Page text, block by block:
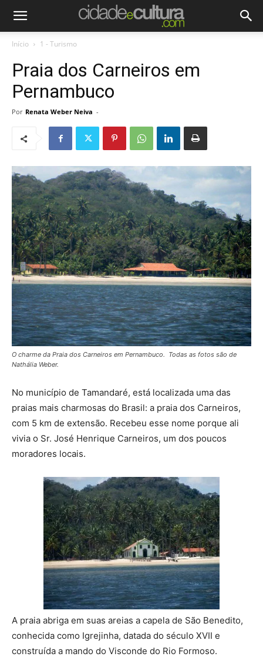
Início 1 - Turismo
Praia dos Carneiros em
Pernambuco
Por Renata Weber Neiva -
O charme da Praia dos Carneiros em Pernambuco. Todas as fotos são de
Nathália Weber.
No município de Tamandaré, está localizada uma das
praias mais charmosas do Brasil: a praia dos Carneiros,
com 5 km de extensão. Recebeu esse nome porque ali
vivia o Sr. José Henrique Carneiros, um dos poucos
moradores locais.
A praia abriga em suas areias a capela de São Benedito,
conhecida como Igrejinha, datada do século XVII e
construída a mando do Visconde do Rio Formoso.